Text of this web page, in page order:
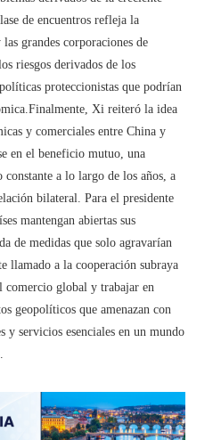
de encuentros refleja la
grandes corporaciones de
riesgos derivados de los
proteccionistas que podrían
Xi reiteró la idea
y comerciales entre China y
en el beneficio mutuo, una
constante a lo largo de los años, a
bilateral. Para el presidente
mantengan abiertas sus
de medidas que solo agravarían
llamado a la cooperación subraya
comercio global y trabajar en
geopolíticos que amenazan con
servicios esenciales en un mundo